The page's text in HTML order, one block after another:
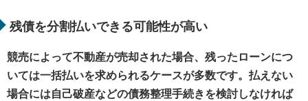
残債を分割払いできる可能性が高い
競売によって不動産が売却された場合、残ったローンにつ
いては一括払いを求められるケースが多数です。払えない
場合には自己破産などの債務整理手続きを検討しなければ